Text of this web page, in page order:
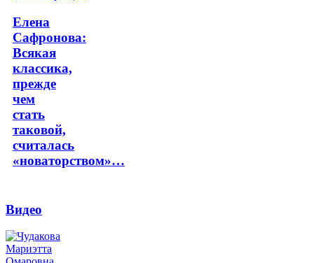
Елена
Сафронова:
Всякая
классика,
прежде
чем
стать
таковой,
считалась
«новаторством»…
Видео